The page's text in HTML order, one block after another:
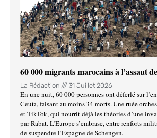
60 000 migrants marocains à l’assaut
La Rédaction 31 Juillet 2026
En une nuit, 60 000 personnes ont déferlé sur
Ceuta, faisant au moins 34 morts. Une ruée
et TikTok, qui nourrit déjà les théories d’une
par Rabat. L’Europe s’embrase, entre renforts
de suspendre l’Espagne de Schengen.